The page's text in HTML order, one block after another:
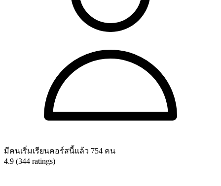
มีคนเริ่มเรียนคอร์สนี้แล้ว 754 คน
4.9 (344 ratings)